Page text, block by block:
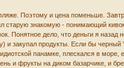
Поэтому и цена поменьше.
старую знакомую - понимающий
Понятное дело, что деньги я назад
и закупал продукты. Если бы
панамке, плескался в
и фрукты на диком базарчике, и